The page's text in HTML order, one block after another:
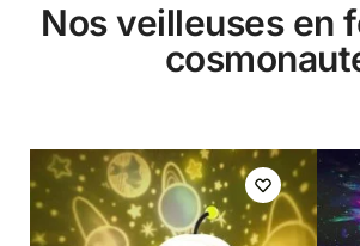
Nos veilleuses en